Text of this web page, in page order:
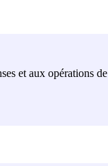
et aux opérations de